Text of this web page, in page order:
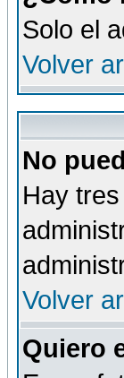
Solo el
Volver
No
Hay
Volver
Quiero